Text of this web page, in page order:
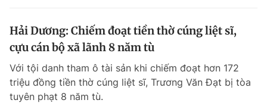
Hải Dương: Chiếm đoạt tiền thờ cúng liệt sĩ,
cựu cán bộ xã lãnh 8 năm tù
Với tội danh tham ô tài sản khi chiếm đoạt hơn 172
triệu đồng tiền thờ cúng liệt sĩ, Trương Văn Đạt bị tòa
tuyên phạt 8 năm tù.